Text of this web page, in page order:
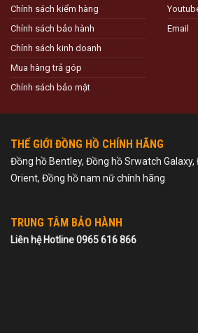
Chính sách kiểm hàng
Chính sách bảo hành
Chính sách kinh doanh
Mua hàng trả góp
Chính sách bảo mật
Email
THẾ GIỚI ĐỒNG HỒ CHÍNH HÃNG
Đồng hồ Bentley, Đồng hồ Srwatch
Orient, Đồng hồ nam nữ chính hãng
TRUNG TÂM BẢO HÀNH
Liên hệ Hotline 0965 616 866